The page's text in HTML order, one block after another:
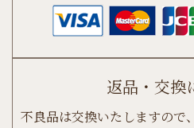
返品・交換
不良品は交換いたしますので